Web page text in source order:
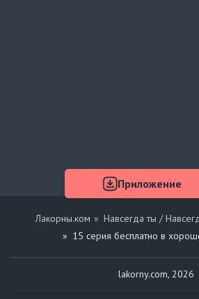
Лакорны.ком
Навсегда ты /
15 серия бесплатно в
lakorny.com, 2026
Приложение